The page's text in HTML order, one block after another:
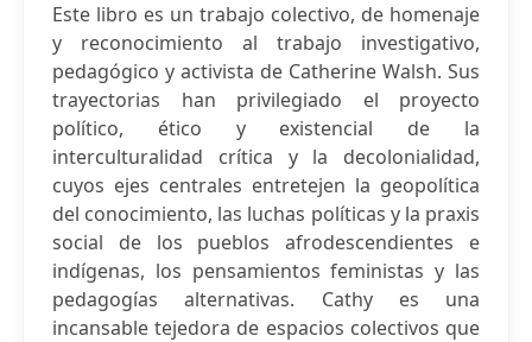
Este libro es un trabajo colectivo, de homenaje
y reconocimiento al trabajo investigativo,
pedagógico y activista de Catherine Walsh. Sus
trayectorias han privilegiado el proyecto
político, ético y existencial de la
interculturalidad crítica y la decolonialidad,
cuyos ejes centrales entretejen la geopolítica
del conocimiento, las luchas políticas y la praxis
social de los pueblos afrodescendientes e
indígenas, los pensamientos feministas y las
pedagogías alternativas. Cathy es una
incansable tejedora de espacios colectivos que